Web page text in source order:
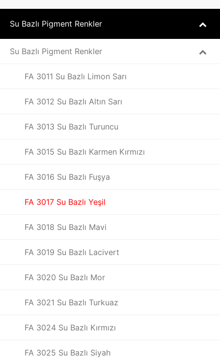
Su Bazlı Pigment Renkler
Su Bazlı Pigment Renkler
FA 3011 Su Bazlı Limon Sarı
FA 3012 Su Bazlı Altın Sarı
FA 3013 Su Bazlı Turuncu
FA 3015 Su Bazlı Karmen Kırmızı
FA 3016 Su Bazlı Fuşya
FA 3017 Su Bazlı Yeşil
FA 3018 Su Bazlı Mavi
FA 3019 Su Bazlı Lacivert
FA 3020 Su Bazlı Mor
FA 3021 Su Bazlı Turkuaz
FA 3024 Su Bazlı Kırmızı
FA 3025 Su Bazlı Siyah